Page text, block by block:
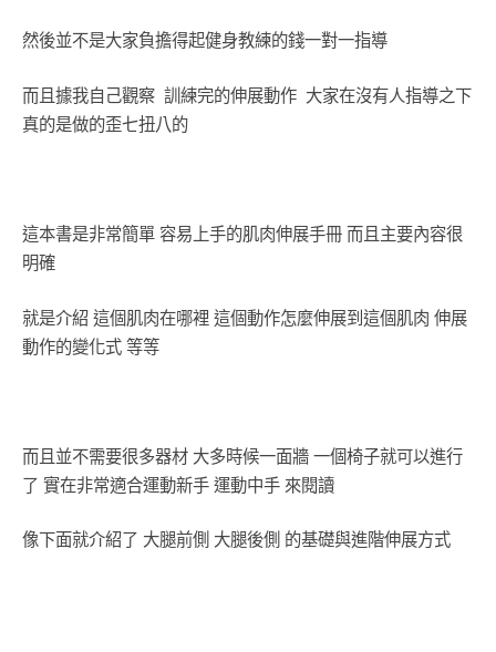
然後並不是大家負擔得起健身教練的錢一對一指導
而且據我自己觀察 訓練完的伸展動作 大家在沒有人指導之下
真的是做的歪七扭八的
這本書是非常簡單 容易上手的肌肉伸展手冊 而且主要內容很
明確
就是介紹 這個肌肉在哪裡 這個動作怎麼伸展到這個肌肉 伸展
動作的變化式 等等
而且並不需要很多器材 大多時候一面牆 一個椅子就可以進行
了 實在非常適合運動新手 運動中手 來閱讀
像下面就介紹了 大腿前側 大腿後側 的基礎與進階伸展方式